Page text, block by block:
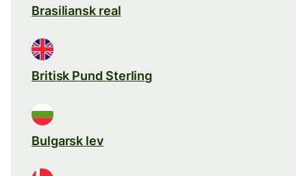
Brasiliansk real
Britisk Pund Sterling
Bulgarsk lev